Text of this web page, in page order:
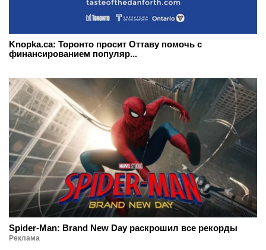
Knopka.ca: Торонто просит Оттаву помочь с
финансированием популяр...
Spider-Man: Brand New Day раскрошил все рекорды
Реклама